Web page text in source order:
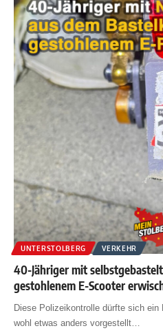
UNTERSTOLBERG VERKEHR
40-Jähriger mit
gestohlenem E-Scooter
Diese Polizeikontrolle dürfte sich
wohl etwas anders vorgestellt